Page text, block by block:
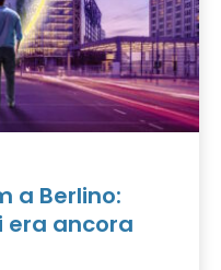
a Berlino:
era ancora